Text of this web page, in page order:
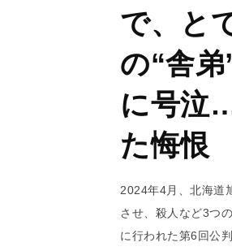
で、と
の“舎
に号泣
た悔恨
2024年4月、北海道
させ、殺人など3つ
に行われた第6回公